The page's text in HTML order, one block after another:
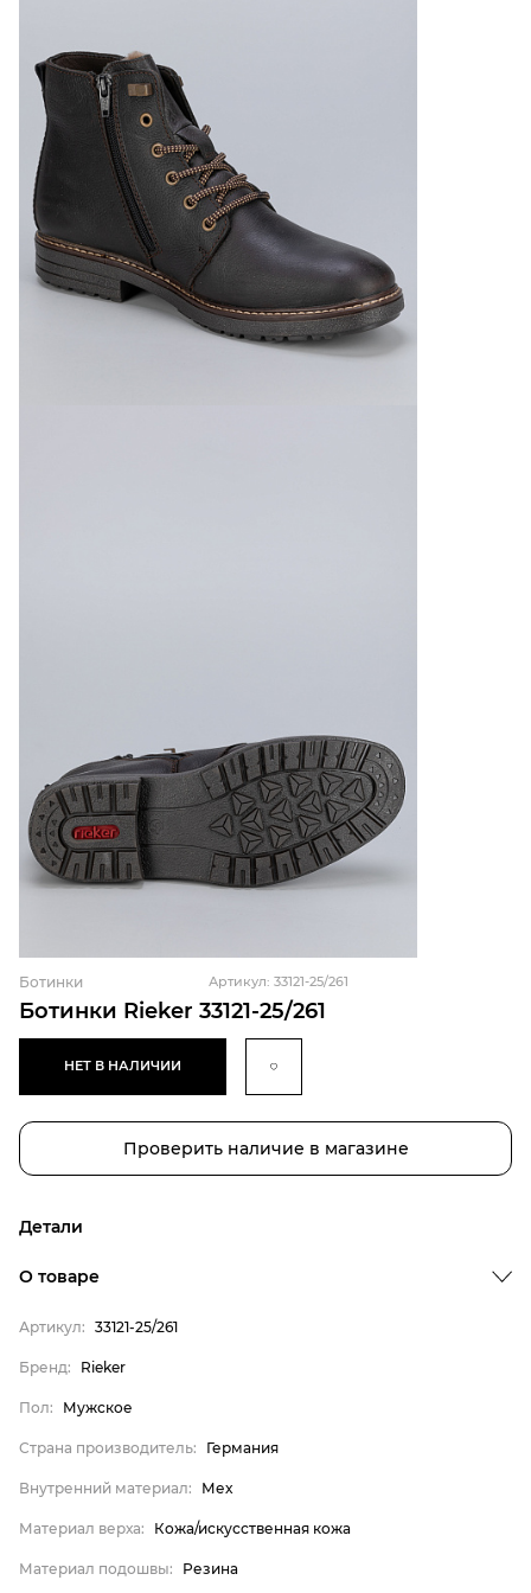
Ботинки Rieker 33121-25/261
Ботинки Артикул: 33121-25/261
НЕТ В НАЛИЧИИ
Проверить наличие в магазине
Детали
Страна производитель
Внутренний материал
Материал верха
Материал подошвы
Материал стельки
О товаре
Артикул: 33121-25/261
Бренд: Rieker
Пол: Мужское
Страна производитель: Германия
Внутренний материал: Мех
Материал верха: Кожа/искусственная кожа
Материал подошвы: Резина